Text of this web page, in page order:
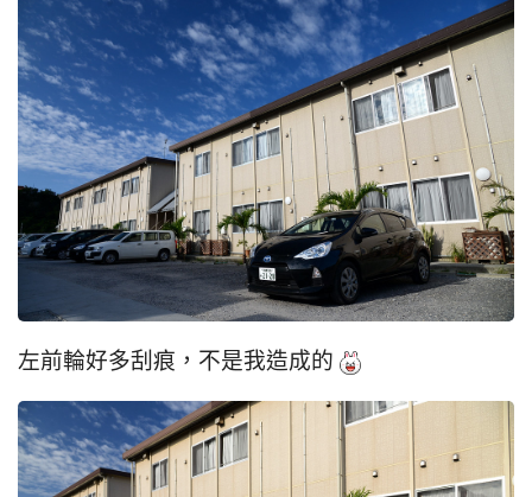
左前輪好多刮痕，不是我造成的